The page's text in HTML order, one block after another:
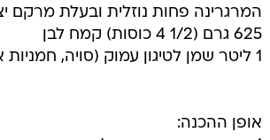
המרגרינה פחות נוזלית ובעלת מרקם
625 גרם (1/2 4 כוסות) קמח לבן
1 ליטר שמן לטיגון עמוק (סויה, חמניות או קנולה)
אופן ההכנה: